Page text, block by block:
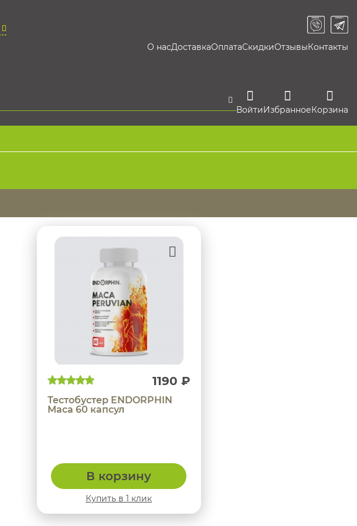
О насДоставкаОплатаСкидкиОтзывыКонтакты
ВойтиИзбранноеКорзина
1190 ₽
Тестобустер ENDORPHIN
Maca 60 капсул
В корзину
Купить в 1 клик